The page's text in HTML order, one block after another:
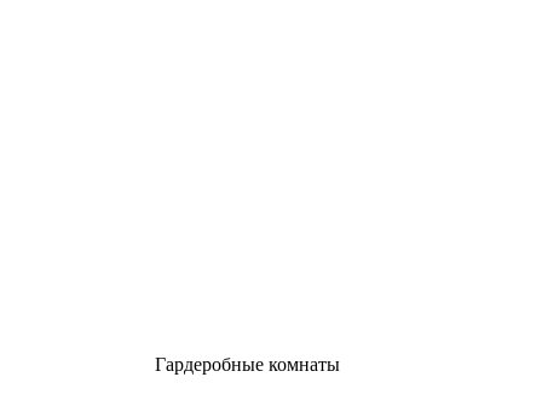
Гардеробные комнаты